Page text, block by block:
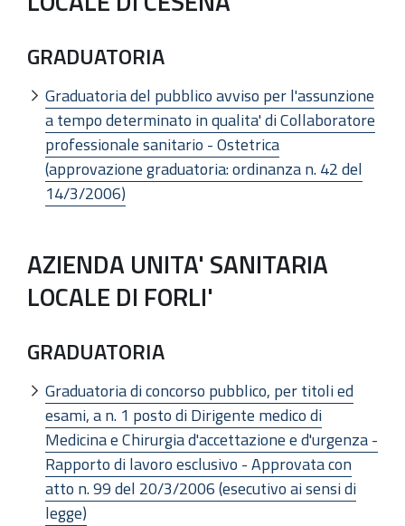
GRADUATORIA
Graduatoria del pubblico avviso per l'assunzione
a tempo determinato in qualita' di Collaboratore
professionale sanitario - Ostetrica
(approvazione graduatoria: ordinanza n. 42 del
14/3/2006)
AZIENDA UNITA' SANITARIA
LOCALE DI FORLI'
GRADUATORIA
Graduatoria di concorso pubblico, per titoli ed
esami, a n. 1 posto di Dirigente medico di
Medicina e Chirurgia d'accettazione e d'urgenza -
Rapporto di lavoro esclusivo - Approvata con
atto n. 99 del 20/3/2006 (esecutivo ai sensi di
legge)